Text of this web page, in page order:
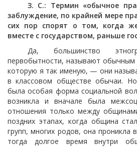
З. С.: Термин «обычное
заблуждение, по крайней мере
сих пор спорят о том, когда
вместе с государством, раньше
Да, большинство
первобытности, называют обычным
которую я так именую, — они
в классовом обществе обычаи.
была особая форма социальной
возникла и вначале была
отношения только между
поздних этапах, когда община
групп, многих родов, она
тогда долгое время внутри